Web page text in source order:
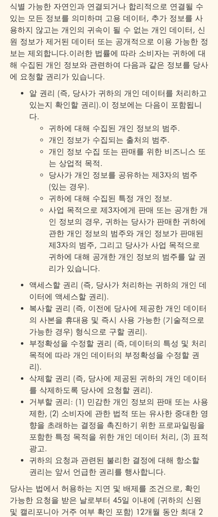
식별 가능한 자연인과 연결되거나 합리적으로 연결될 수
있는 모든 정보를 의미하며 고용 데이터, 추가 정보를 사
용하지 않고는 개인의 귀속이 될 수 없는 개인 데이터, 신
원 정보가 제거된 데이터 또는 공개적으로 이용 가능한 정
보는 제외합니다.이러한 법률에 따라 소비자는 귀하에 대
해 수집된 개인 정보와 관련하여 다음과 같은 정보를 당사
에 요청할 권리가 있습니다.
알 권리 (즉, 당사가 귀하의 개인 데이터를 처리하고
있는지 확인할 권리).이 정보에는 다음이 포함됩니
다.
귀하에 대해 수집된 개인 정보의 범주.
개인 정보가 수집되는 출처의 범주.
개인 정보 수집 또는 판매를 위한 비즈니스 또
는 상업적 목적.
당사가 개인 정보를 공유하는 제3자의 범주
(있는 경우).
귀하에 대해 수집된 특정 개인 정보.
사업 목적으로 제3자에게 판매 또는 공개한 개
인 정보의 경우, 귀하는 당사가 판매한 귀하에
관한 개인 정보의 범주와 개인 정보가 판매된
제3자의 범주, 그리고 당사가 사업 목적으로
귀하에 대해 공개한 개인 정보의 범주를 알 권
리가 있습니다.
액세스할 권리 (즉, 당사가 처리하는 귀하의 개인 데
이터에 액세스할 권리).
복사할 권리 (즉, 이전에 당사에 제공한 개인 데이터
의 사본을 휴대용 및 즉시 사용 가능한 (기술적으로
가능한 경우) 형식으로 구할 권리).
부정확성을 수정할 권리 (즉, 데이터의 특성 및 처리
목적에 따라 개인 데이터의 부정확성을 수정할 권
리).
삭제할 권리 (즉, 당사에 제공된 귀하의 개인 데이터
를 삭제하도록 당사에 요청할 권리).
거부할 권리: (1) 민감한 개인 정보의 판매 또는 사용
제한, (2) 소비자에 관한 법적 또는 유사한 중대한 영
향을 초래하는 결정을 촉진하기 위한 프로파일링을
포함한 특정 목적을 위한 개인 데이터 처리, (3) 표적
광고.
귀하의 요청과 관련된 불리한 결정에 대해 항소할
권리는 앞서 언급한 권리를 행사합니다.
당사는 법에서 허용하는 지연 및 배제를 조건으로, 확인
가능한 요청을 받은 날로부터 45일 이내에 (귀하의 신원
및 캘리포니아 거주 여부 확인 포함) 12개월 동안 최대 2